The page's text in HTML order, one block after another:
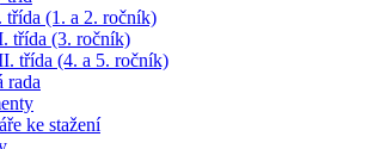
třída (1. a 2. ročník)
třída (3. ročník)
třída (4. a 5. ročník)
rada
ke stažení